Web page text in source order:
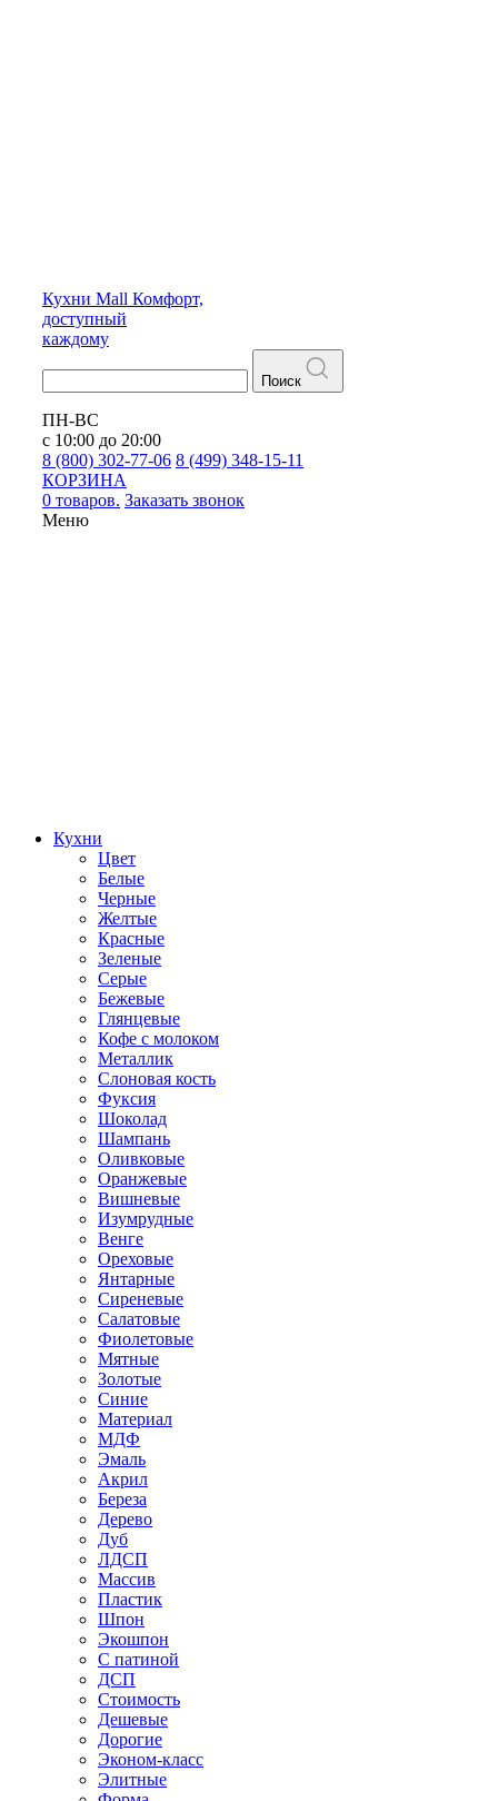
Кухни Mall Комфорт,
доступный
каждому
Поиск
ПН-ВС
с 10:00 до 20:00
8 (800) 302-77-06 8 (499) 348-15-11
КОРЗИНА
0 товаров. Заказать звонок
Меню
Кухни
Цвет
Белые
Черные
Желтые
Красные
Зеленые
Серые
Бежевые
Глянцевые
Кофе с молоком
Металлик
Слоновая кость
Фуксия
Шоколад
Шампань
Оливковые
Оранжевые
Вишневые
Изумрудные
Венге
Ореховые
Янтарные
Сиреневые
Салатовые
Фиолетовые
Мятные
Золотые
Синие
Материал
МДФ
Эмаль
Акрил
Береза
Дерево
Дуб
ЛДСП
Массив
Пластик
Шпон
Экошпон
С патиной
ДСП
Стоимость
Дешевые
Дорогие
Эконом-класс
Элитные